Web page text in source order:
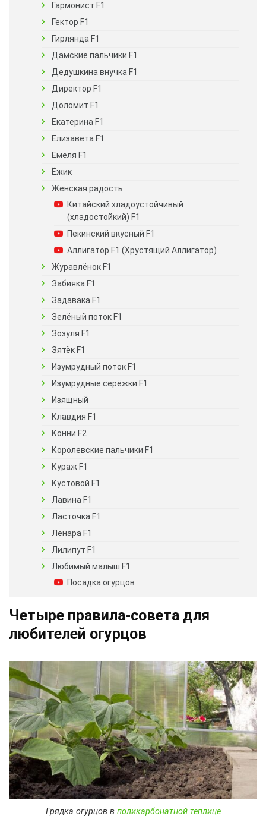
Гармонист F1
Гектор F1
Гирлянда F1
Дамские пальчики F1
Дедушкина внучка F1
Директор F1
Доломит F1
Екатерина F1
Елизавета F1
Емеля F1
Ёжик
Женская радость
Китайский хладоустойчивый
(хладостойкий) F1
Пекинский вкусный F1
Аллигатор F1 (Хрустящий Аллигатор)
Журавлёнок F1
Забияка F1
Задавака F1
Зелёный поток F1
Зозуля F1
Зятёк F1
Изумрудный поток F1
Изумрудные серёжки F1
Изящный
Клавдия F1
Конни F2
Королевские пальчики F1
Кураж F1
Кустовой F1
Лавина F1
Ласточка F1
Ленара F1
Лилипут F1
Любимый малыш F1
Посадка огурцов
Четыре правила-совета для
любителей огурцов
Грядка огурцов в поликарбонатной теплице